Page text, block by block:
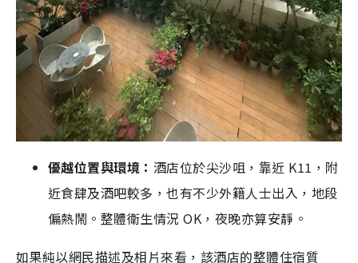
優越位置與環境： 酒店位於尖沙咀，靠近 K11，附
近食肆及酒吧較多，也有不少外籍人士出入，地段
偏熱鬧。整體衛生情況 OK，夜晚亦算安靜。
如果純以網民描述及相片來看，該酒店的整體住宿質